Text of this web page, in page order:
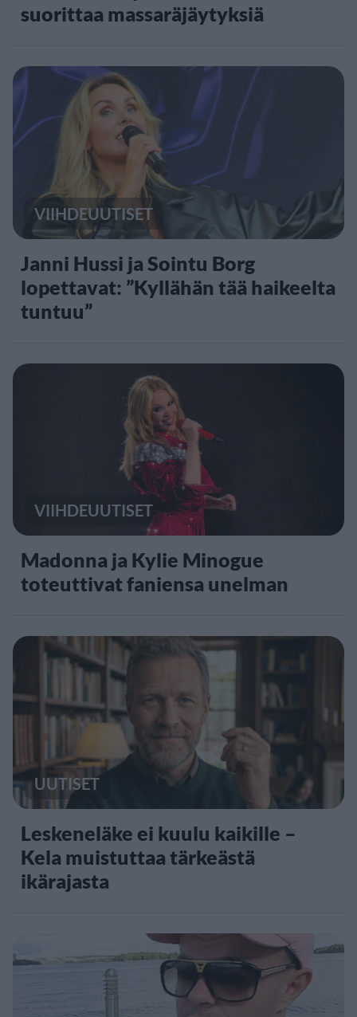
suorittaa massaräjäytyksiä
VIIHDEUUTISET
Janni Hussi ja Sointu Borg
lopettavat: ”Kyllähän tää haikeelta
tuntuu”
VIIHDEUUTISET
Madonna ja Kylie Minogue
toteuttivat faniensa unelman
UUTISET
Leskeneläke ei kuulu kaikille –
Kela muistuttaa tärkeästä
ikärajasta